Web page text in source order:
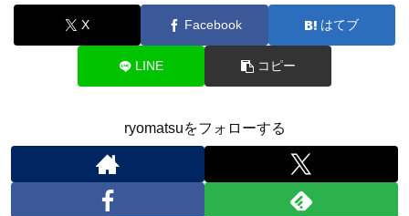
X Facebook はてブ
LINE コピー
ryomatsuをフォローする